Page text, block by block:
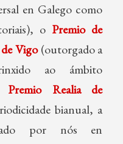
en Galego como
o Premio de
Vigo(outorgado a
ao ámbito
Premio Realia de
bianual, a
por nós en